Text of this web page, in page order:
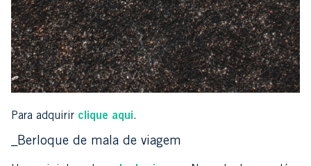
Para adquirir clique aqui.
_Berloque de mala de viagem